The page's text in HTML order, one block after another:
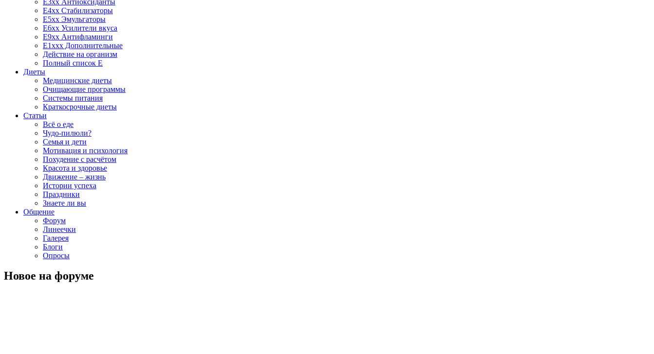
E4xx Стабилизаторы
E5xx Эмульгаторы
E6xx Усилители вкуса
E9xx Антифламинги
E1xxx Дополнительные
Действие на организм
Полный список E
Диеты
Медицинские диеты
Очищающие программы
Системы питания
Краткосрочные диеты
Статьи
Всё о еде
Чудо-пилюли?
Семья и дети
Мотивация и психология
Похудение с расчётом
Красота и здоровье
Движение – жизнь
Истории успеха
Праздники
Знаете ли вы
Общение
Форум
Линеечки
Галерея
Блоги
Опросы
Новое на форуме